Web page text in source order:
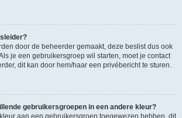
door de beheerder gemaakt, deze beslist dus ook
je een gebruikersgroep wil starten, moet je contact
dit kan door hem/haar een privébericht te sturen.
gebruikersgroepen in een andere kleur?
aan een gebruikersgroep toegewezen hebben, dit